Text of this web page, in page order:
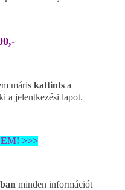
máris kattints a
a jelentkezési lapot.
>>>
minden információt